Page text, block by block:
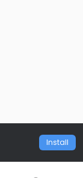
Install